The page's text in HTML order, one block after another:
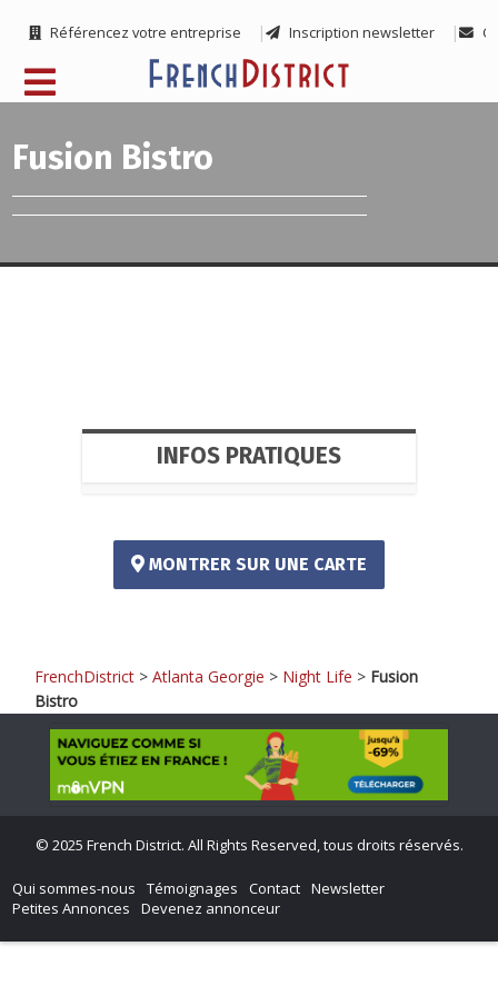
Référencez votre entreprise Inscription newsletter
Fusion Bistro
INFOS PRATIQUES
MONTRER SUR UNE CARTE
FrenchDistrict >Atlanta Georgie > Night Life > Fusion
Bistro
© 2025 French District. All Rights Reserved, tous droits réservés.
Qui sommes-nous Témoignages Contact Newsletter
Petites Annonces
Devenez annonceur